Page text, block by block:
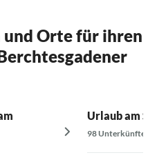
und Orte für ihren
Urlaub am
98 Unterkünfte